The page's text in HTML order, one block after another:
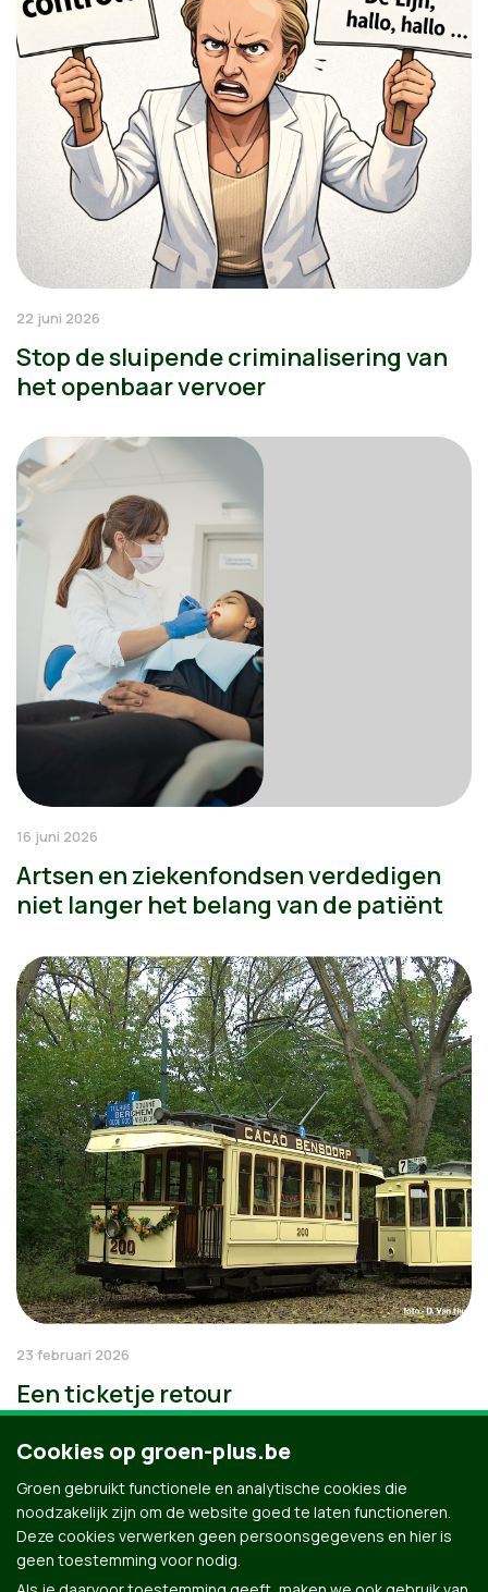
22 juni 2026
Stop de sluipende criminalisering van
het openbaar vervoer
16 juni 2026
Artsen en ziekenfondsen verdedigen
niet langer het belang van de patiënt
23 februari 2026
Een ticketje retour
Cookies op groen-plus.be
Groen gebruikt functionele en analytische cookies die
noodzakelijk zijn om de website goed te laten functioneren.
Deze cookies verwerken geen persoonsgegevens en hier is
geen toestemming voor nodig.